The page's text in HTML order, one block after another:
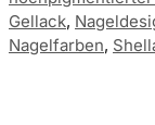
Gellack,
Nagelfarben,